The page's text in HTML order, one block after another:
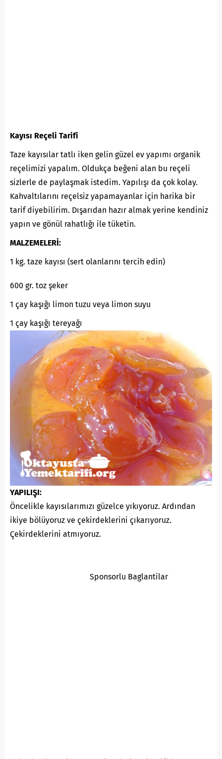
Kayısı Reçeli Tarifi
Taze kayısılar tatlı iken gelin güzel ev yapımı organik
reçelimizi yapalım. Oldukça beğeni alan bu reçeli
sizlerle de paylaşmak istedim. Yapılışı da çok kolay.
Kahvaltılarını reçelsiz yapamayanlar için harika bir
tarif diyebilirim. Dışarıdan hazır almak yerine kendiniz
yapın ve gönül rahatlığı ile tüketin.
MALZEMELERİ:
1 kg. taze kayısı (sert olanlarını tercih edin)
600 gr. toz şeker
1 çay kaşığı limon tuzu veya limon suyu
1 çay kaşığı tereyağı
YAPILIŞI:
Öncelikle kayısılarımızı güzelce yıkıyoruz. Ardından
ikiye bölüyoruz ve çekirdeklerini çıkarıyoruz.
Çekirdeklerini atmıyoruz.
Sponsorlu Baglantilar